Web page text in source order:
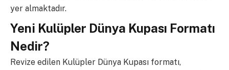
yer almaktadır.
Yeni Kulüpler Dünya Kupası Formatı
Nedir?
Revize edilen Kulüpler Dünya Kupası formatı,